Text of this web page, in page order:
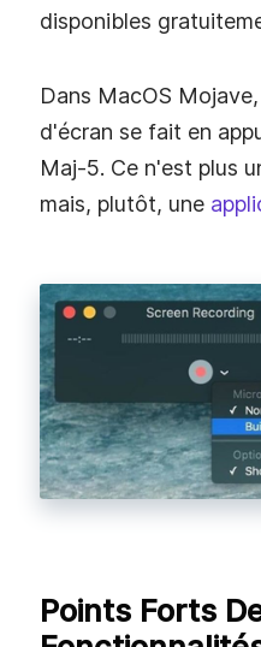
disponibles
Dans MacOS
d'écran se fait en
Maj-5. Ce n'est plus
mais, plutôt, une
Points Forts